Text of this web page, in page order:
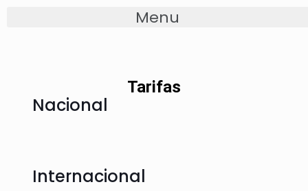
Tarifas
Nacional
Internacional